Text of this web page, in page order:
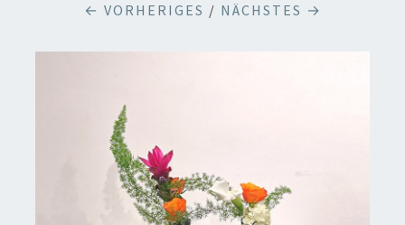
← VORHERIGES / NÄCHSTES →